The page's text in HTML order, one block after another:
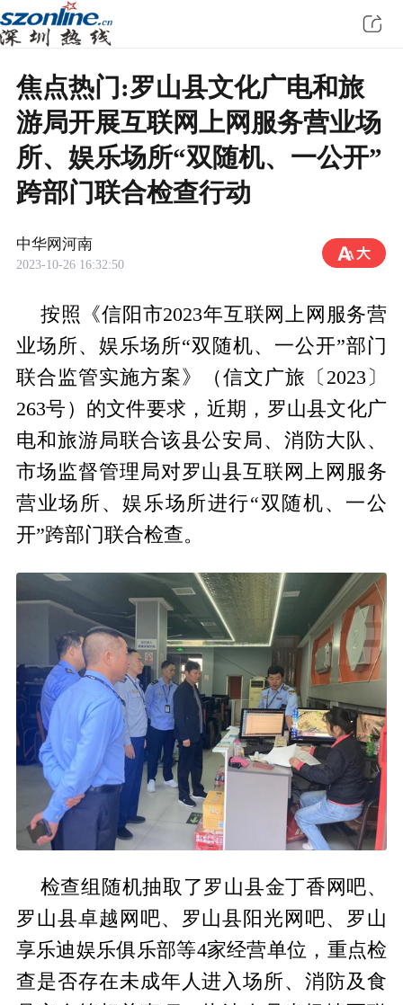
焦点热门:​罗山县文化广电和旅
游局开展互联网上网服务营业场
所、娱乐场所“双随机、一公开”
跨部门联合检查行动
中华网河南
2023-10-26 16:32:50
按照《信阳市2023年互联网上网服务营
业场所、娱乐场所“双随机、一公开”部门
联合监管实施方案》（信文广旅〔2023〕
263号）的文件要求，近期，罗山县文化广
电和旅游局联合该县公安局、消防大队、
市场监督管理局对罗山县互联网上网服务
营业场所、娱乐场所进行“双随机、一公
开”跨部门联合检查。
检查组随机抽取了罗山县金丁香网吧、
罗山县卓越网吧、罗山县阳光网吧、罗山
享乐迪娱乐俱乐部等4家经营单位，重点检
查是否存在未成年人进入场所、消防及食